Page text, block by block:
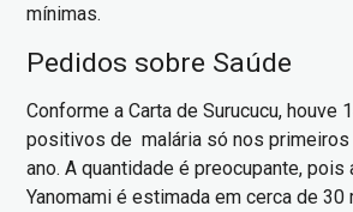
mínimas.
Pedidos sobre Saúde
Conforme a Carta de Surucucu, houve
positivos de malária só nos
ano. A quantidade é preocupante, pois
Yanomami é estimada em cerca de